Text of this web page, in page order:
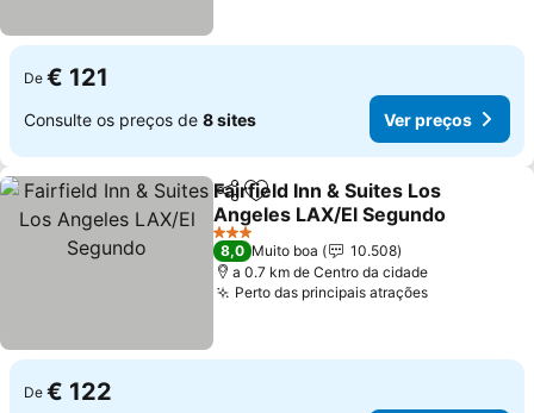
De € 121
Consulte os preços de 8 sites Ver preços
PartilharAdicionar aos favoritos
Fairfield Inn & Suites Los
Angeles LAX/El Segundo
3 Estrelas
8,0 Muito boa
10.508
a 0.7 km de Centro da cidade
Perto das principais atrações
De € 122